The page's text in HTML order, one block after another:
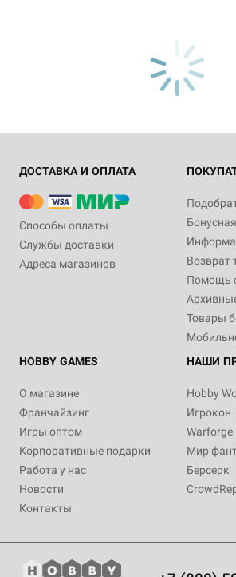
ДОСТАВКА И ОПЛАТА
Способы оплаты
Службы доставки
Адреса магазинов
Возврат
Помощь
Товары
HOBBY GAMES
О магазине
Франчайзинг
Игры оптом
Корпоративные подарки
Работа у нас
Новости
Контакты
НАШИ
Hobby
Игрокон
Warforge
Мир
Берсерк